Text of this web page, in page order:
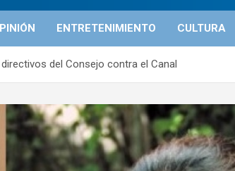
ENTRETENIMIENTO CULTURA
del Consejo contra el Canal